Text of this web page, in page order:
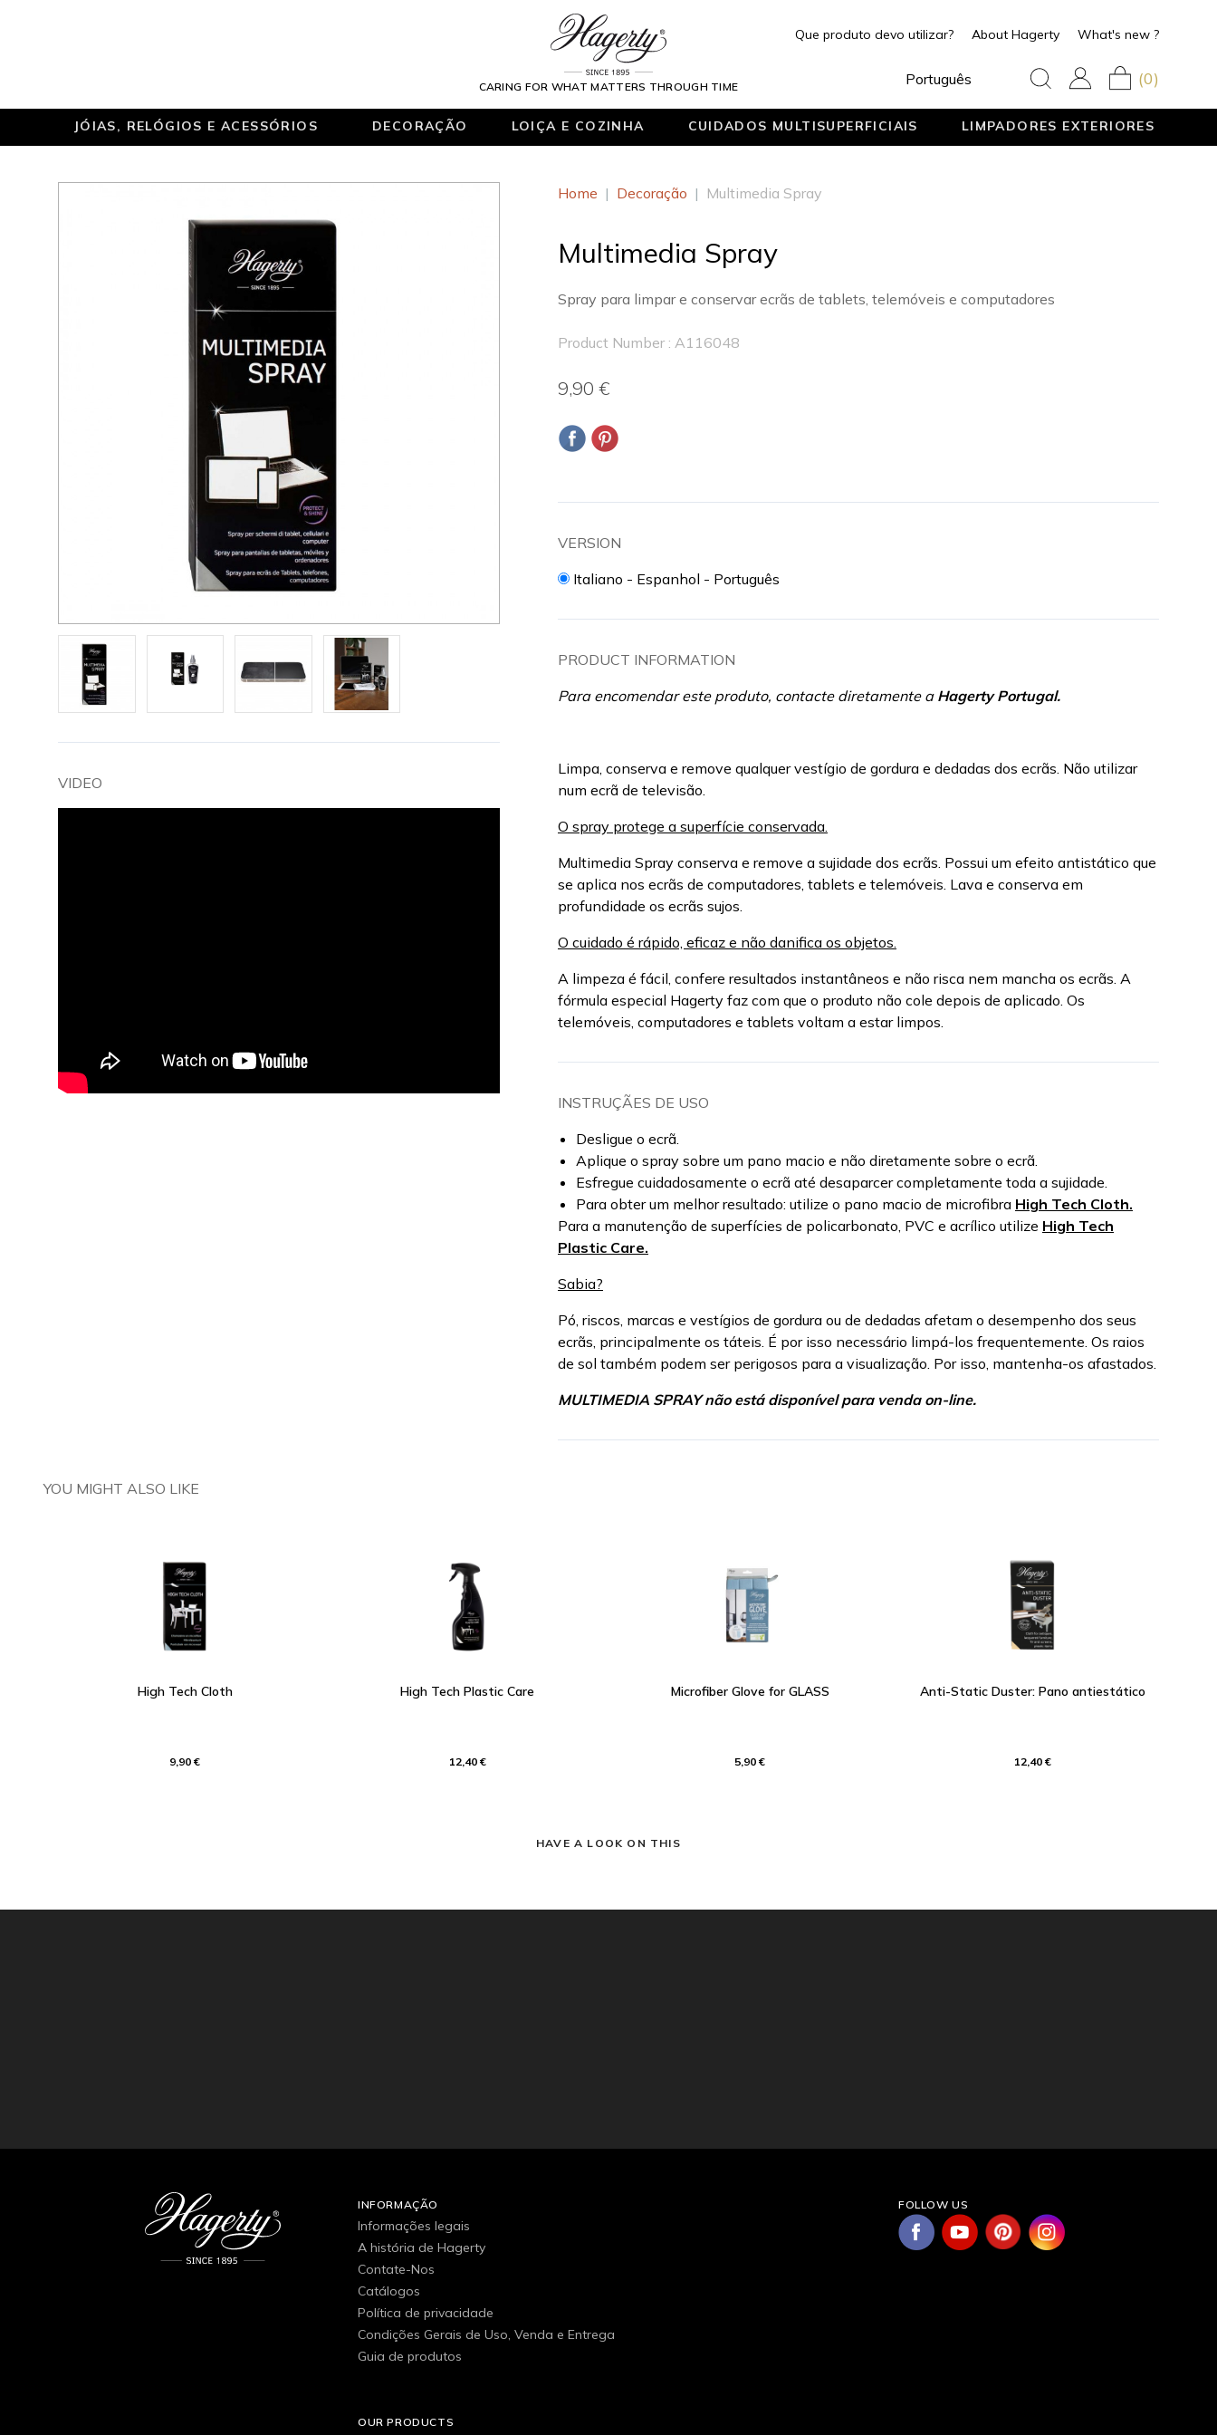
CARING FOR WHAT MATTERS THROUGH TIME
Que produto devo utilizar? About Hagerty What's new ?
Português (0)
JÓIAS, RELÓGIOS E ACESSÓRIOS DECORAÇÃO LOIÇA E COZINHA CUIDADOS MULTISUPERFICIAIS LIMPADORES EXTERIORES
VIDEO
Home | Decoração | Multimedia Spray
Multimedia Spray
Spray para limpar e conservar ecrãs de tablets, telemóveis e computadores
Product Number : A116048
9,90 €
VERSION
Italiano - Espanhol - Português
PRODUCT INFORMATION
Para encomendar este produto, contacte diretamente a Hagerty Portugal.
Limpa, conserva e remove qualquer vestígio de gordura e dedadas dos ecrãs. Não utilizar
num ecrã de televisão.
O spray protege a superfície conservada.
Multimedia Spray conserva e remove a sujidade dos ecrãs. Possui um efeito antistático que
se aplica nos ecrãs de computadores, tablets e telemóveis. Lava e conserva em
profundidade os ecrãs sujos.
O cuidado é rápido, eficaz e não danifica os objetos.
A limpeza é fácil, confere resultados instantâneos e não risca nem mancha os ecrãs. A
fórmula especial Hagerty faz com que o produto não cole depois de aplicado. Os
telemóveis, computadores e tablets voltam a estar limpos.
INSTRUÇÃES DE USO
Desligue o ecrã.
Aplique o spray sobre um pano macio e não diretamente sobre o ecrã.
Esfregue cuidadosamente o ecrã até desaparcer completamente toda a sujidade.
Para obter um melhor resultado: utilize o pano macio de microfibra High Tech Cloth.
Para a manutenção de superfícies de policarbonato, PVC e acrílico utilize High Tech
Plastic Care.
Sabia?
Pó, riscos, marcas e vestígios de gordura ou de dedadas afetam o desempenho dos seus
ecrãs, principalmente os táteis. É por isso necessário limpá-los frequentemente. Os raios
de sol também podem ser perigosos para a visualização. Por isso, mantenha-os afastados.
MULTIMEDIA SPRAY não está disponível para venda on-line.
YOU MIGHT ALSO LIKE
High Tech Cloth
9,90 €
High Tech Plastic Care
12,40 €
Microfiber Glove for GLASS
5,90 €
Anti-Static Duster: Pano antiestático
12,40 €
HAVE A LOOK ON THIS
INFORMAÇÃO
Informações legais
A história de Hagerty
Contate-Nos
Catálogos
Política de privacidade
Condições Gerais de Uso, Venda e Entrega
Guia de produtos
OUR PRODUCTS
FOLLOW US